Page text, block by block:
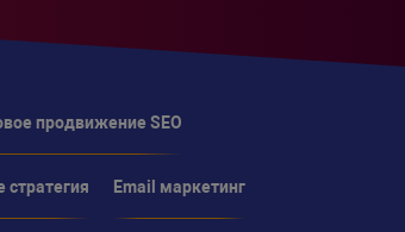
продвижение SEO
стратегия Email маркетинг